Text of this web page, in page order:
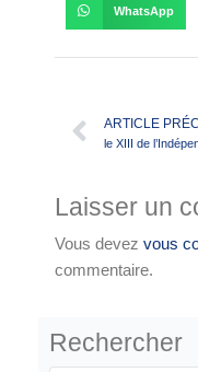
WhatsApp
le XIII de
Laisser un
Vous devez vous
commentaire.
Rechercher